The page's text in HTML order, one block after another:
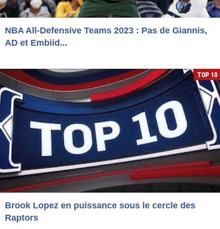
NBA All-Defensive Teams 2023 : Pas de Giannis,
AD et Embiid...
TOP 10
Brook Lopez en puissance sous le cercle des
Raptors